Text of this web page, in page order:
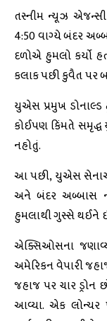
તસ્નીમ ન્યૂઝ
4:50 વાગ્યે બંદર
દળોએ હુમલો કર્યો
કલાક પછી કુવૈત પર
યુએસ પ્રમુખ ડોનાલ્ડ
કોઈપણ કિંમતે
નહોતું.
આ પછી, યુએસ સેનાએ
અને બંદર અબ્બાસ
હુમલાથી ગુસ્સે થઈને
એક્સિઓસના
અમેરિકન વેપારી
જહાજ પર ચાર ડ્રોન
આવ્યા. એક લોન્ચર